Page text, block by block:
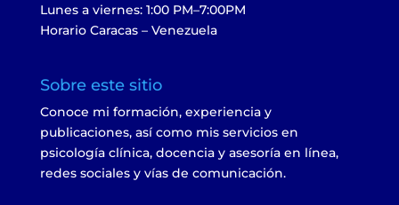
Lunes a viernes: 1:00 PM–7:00PM
Horario Caracas – Venezuela
Sobre este sitio
Conoce mi formación, experiencia y
publicaciones, así como mis servicios en
psicología clínica, docencia y asesoría en línea,
redes sociales y vías de comunicación.